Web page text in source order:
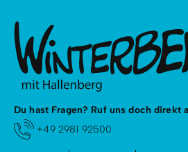
Du hast Fragen? Ruf uns doch direkt
+49 2981 92500